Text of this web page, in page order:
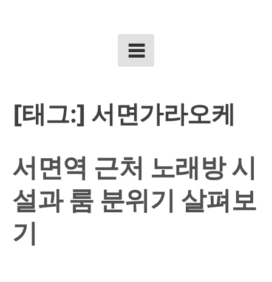
[태그:] 서면가라오케
서면역 근처 노래방 시
설과 룸 분위기 살펴보
기